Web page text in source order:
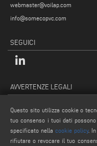
webmaster@voilap.com
info@somecopvc.com
SEGUICI
AVVERTENZE LEGALI
NOTE LEGALI
COOKIE POLICY
CONDIZIONI GENERALI DI
Questo sito utilizza cookie o
tuo consenso i tuoi dati
specificato nella cookie policy.
rifiutare o revocare il tuo